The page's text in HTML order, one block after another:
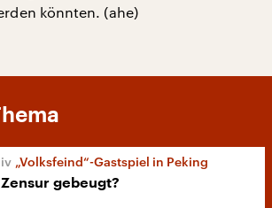
könnten. (ahe)
„Volksfeind“-Gastspiel in Peking
Zensur gebeugt?